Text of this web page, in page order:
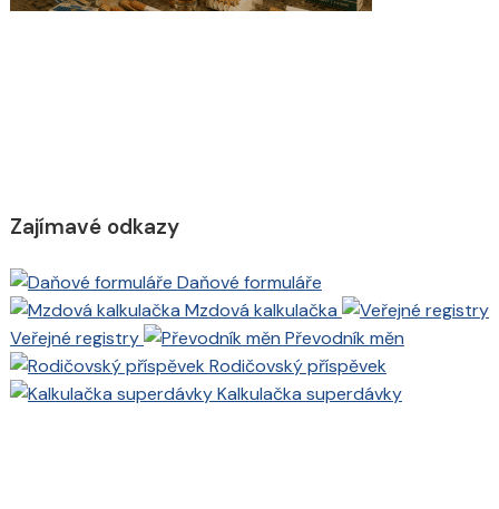
Zajímavé odkazy
Daňové formuláře
Mzdová kalkulačka
Veřejné registry
Převodník měn
Rodičovský příspěvek
Kalkulačka superdávky